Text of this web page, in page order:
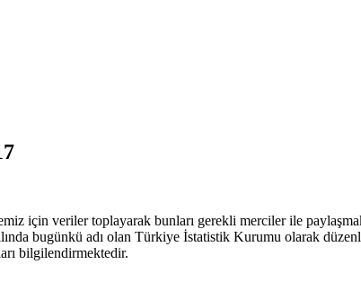
için veriler toplayarak bunları gerekli merciler ile
bugünkü adı olan Türkiye İstatistik Kurumu olarak
bilgilendirmektedir.